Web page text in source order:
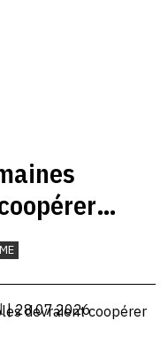
| 28.07.2026